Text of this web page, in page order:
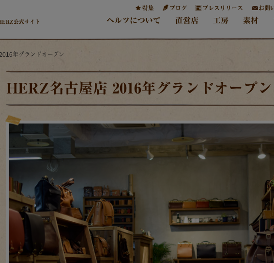
公式サイト
特集 ブログ プレスリリース お問
ヘルツについて 直営店 工房 素材
年グランドオープン
HERZ名古屋店 2016年グランドオープン